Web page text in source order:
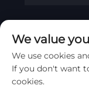
Copyright ©
Bridge
We value
We use cookies
If you don't want
cookies.